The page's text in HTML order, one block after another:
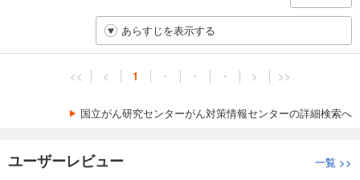
あらすじを表示する
<< < 1 ・ ・ ・ > >>
国立がん研究センターがん対策情報センターの詳細検索へ
ユーザーレビュー 一覧 >>